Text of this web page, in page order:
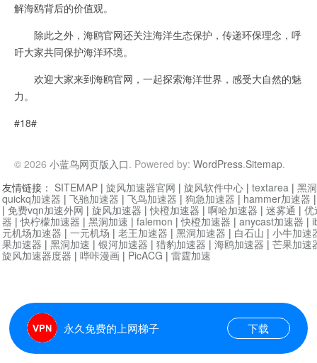
解海鸥背后的价值观。
除此之外，海鸥官网还关注海洋生态保护，传递环保理念，呼
吁大家共同保护海洋环境。
欢迎大家来到海鸥官网，一起探索海洋世界，感受大自然的魅
力。
#18#
© 2026 小蓝鸟网页版入口. Powered by: WordPress.Sitemap.
永久免费的上网梯子 下载
友情链接： SITEMAP | 旋风加速器官网 | 旋风软件中心 | textarea | 黑
quickq加速器 | 飞驰加速器 | 飞鸟加速器 | 狗急加速器 | hammer加速器
| 免费vqn加速外网 | 旋风加速器 |快橙加速器 | 啊哈加速器 | 迷雾通 | 优
器 |快柠檬加速器 | 黑洞加速 | falemon |快橙加速器 | anycast加速器 |
元机场加速器 | 一元机场 | 老王加速器 | 黑洞加速器 | 白石山 | 小牛加速
果加速器 | 黑洞加速 | 银河加速器 | 猎豹加速器 | 海鸥加速器 | 芒果加速
旋风加速器度器 | 哔咔漫画 | PicACG | 雷霆加速